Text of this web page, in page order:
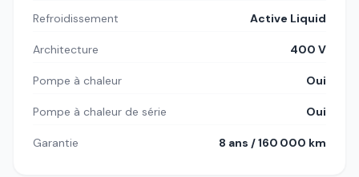
Refroidissement Active Liquid
Architecture 400 V
Pompe à chaleur Oui
Pompe à chaleur de série Oui
Garantie 8 ans / 160 000 km